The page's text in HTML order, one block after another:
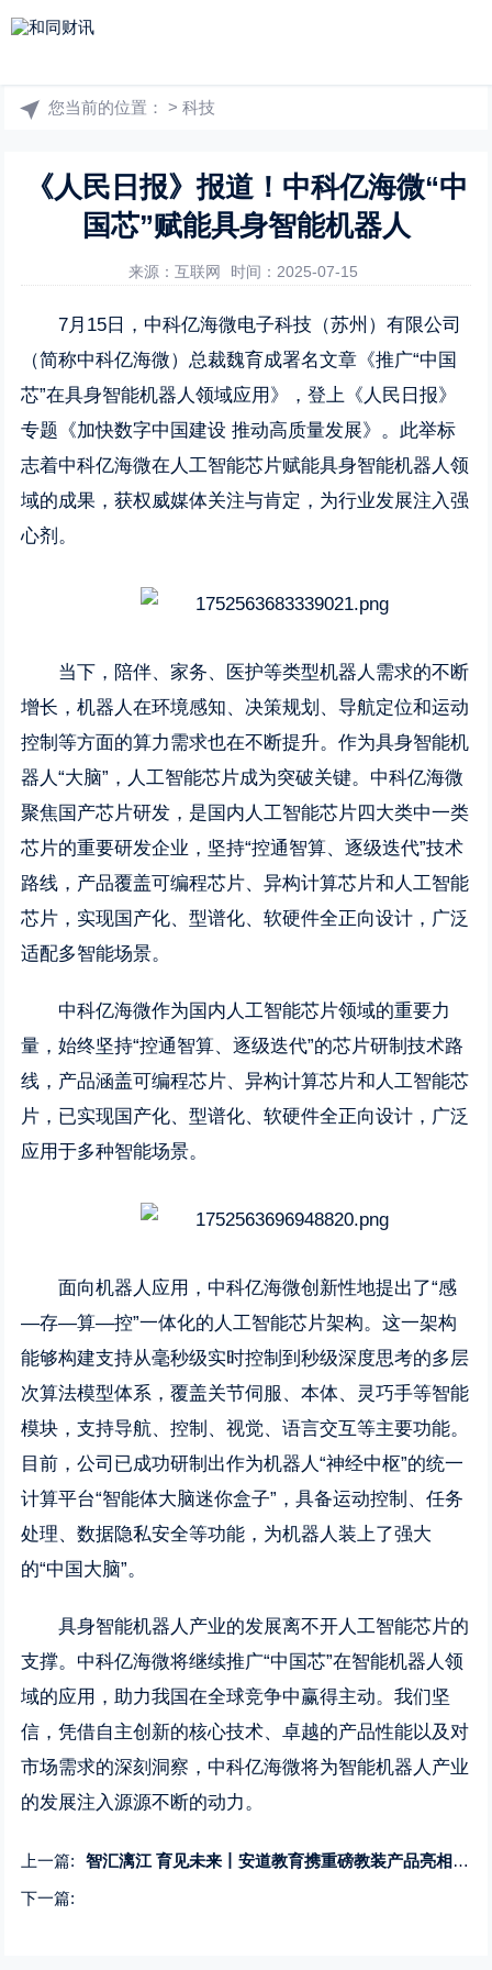
您当前的位置： >科技
《人民日报》报道！中科亿海微“中
国芯”赋能具身智能机器人
来源：互联网 时间：2025-07-15
7月15日，中科亿海微电子科技（苏州）有限公司
（简称中科亿海微）总裁魏育成署名文章《推广“中国
芯”在具身智能机器人领域应用》，登上《人民日报》
专题《加快数字中国建设 推动高质量发展》。此举标
志着中科亿海微在人工智能芯片赋能具身智能机器人领
域的成果，获权威媒体关注与肯定，为行业发展注入强
心剂。
当下，陪伴、家务、医护等类型机器人需求的不断
增长，机器人在环境感知、决策规划、导航定位和运动
控制等方面的算力需求也在不断提升。作为具身智能机
器人“大脑”，人工智能芯片成为突破关键。中科亿海微
聚焦国产芯片研发，是国内人工智能芯片四大类中一类
芯片的重要研发企业，坚持“控通智算、逐级迭代”技术
路线，产品覆盖可编程芯片、异构计算芯片和人工智能
芯片，实现国产化、型谱化、软硬件全正向设计，广泛
适配多智能场景。
中科亿海微作为国内人工智能芯片领域的重要力
量，始终坚持“控通智算、逐级迭代”的芯片研制技术路
线，产品涵盖可编程芯片、异构计算芯片和人工智能芯
片，已实现国产化、型谱化、软硬件全正向设计，广泛
应用于多种智能场景。
面向机器人应用，中科亿海微创新性地提出了“感
—存—算—控”一体化的人工智能芯片架构。这一架构
能够构建支持从毫秒级实时控制到秒级深度思考的多层
次算法模型体系，覆盖关节伺服、本体、灵巧手等智能
模块，支持导航、控制、视觉、语言交互等主要功能。
目前，公司已成功研制出作为机器人“神经中枢”的统一
计算平台“智能体大脑迷你盒子”，具备运动控制、任务
处理、数据隐私安全等功能，为机器人装上了强大
的“中国大脑”。
具身智能机器人产业的发展离不开人工智能芯片的
支撑。中科亿海微将继续推广“中国芯”在智能机器人领
域的应用，助力我国在全球竞争中赢得主动。我们坚
信，凭借自主创新的核心技术、卓越的产品性能以及对
市场需求的深刻洞察，中科亿海微将为智能机器人产业
的发展注入源源不断的动力。
上一篇:
智汇漓江 育见未来丨安道教育携重磅教装产品亮相第14届广西教育装备展示会
下一篇: